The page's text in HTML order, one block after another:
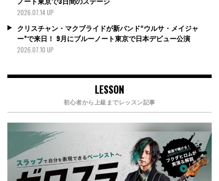
2026.07.14 UP
クリスチャン・マクブライドが新バンド“ウルサ・メイジャ
ー”で来日！ 9月にブルーノート東京で日本デビュー公演
2026.07.10 UP
LESSON
初心者から上級までレッスン記事